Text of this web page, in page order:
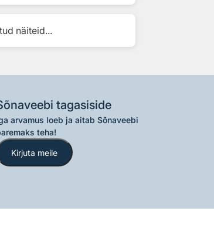
näiteid...
tagasiside
arvamus loeb ja aitab Sõnaveebi
teha!
Kirjuta meile